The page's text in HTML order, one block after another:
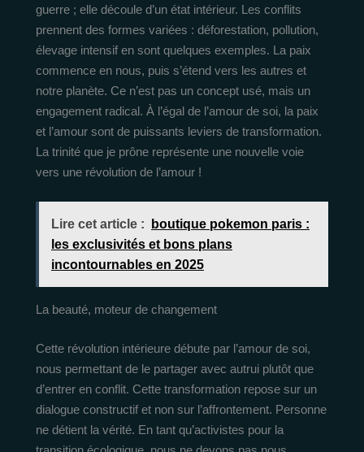
guerre ; elle découle d’un état intérieur. Les conflits
prennent des formes variées : déforestation, pollution,
élevage intensif en sont quelques exemples. La paix
commence en nous, puis s’étend vers les autres et
notre planète. Ce n’est pas un concept usé, mais un
engagement radical. À l’égal de l’amour de soi, la paix
et l’amour sont de puissants leviers de transformation.
La trinité que je prône représente une nouvelle voie
vers une révolution de l’amour !
Lire cet article :
boutique pokemon paris :
les exclusivités et bons plans
incontournables en 2025
La beauté, moteur de changement
Cette révolution intérieure débute par l’amour de soi,
nous permettant de le partager avec autrui plutôt que
d’entrer en conflit. Cette transformation repose sur un
dialogue constructif et non sur l’affrontement. Personne
ne détient la vérité. En tant qu’activistes pour la